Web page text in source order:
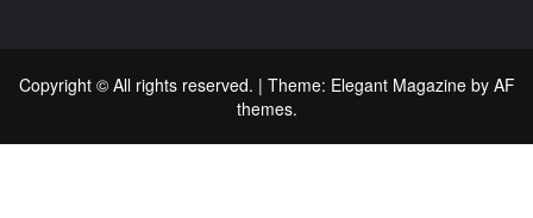
Copyright © All rights reserved. | Theme: Elegant Magazineby AF
themes.